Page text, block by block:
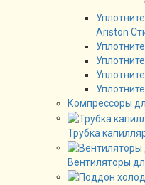
Ariston
Компрессоры
Трубка
Вентиляторы